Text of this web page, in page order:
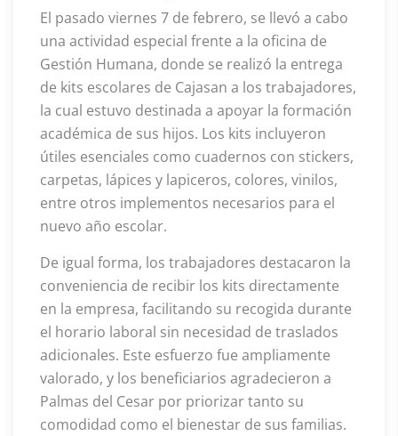
El pasado viernes 7 de febrero, se llevó a cabo
una actividad especial frente a la oficina de
Gestión Humana, donde se realizó la entrega
de kits escolares de Cajasan a los trabajadores,
la cual estuvo destinada a apoyar la formación
académica de sus hijos. Los kits incluyeron
útiles esenciales como cuadernos con stickers,
carpetas, lápices y lapiceros, colores, vinilos,
entre otros implementos necesarios para el
nuevo año escolar.
De igual forma, los trabajadores destacaron la
conveniencia de recibir los kits directamente
en la empresa, facilitando su recogida durante
el horario laboral sin necesidad de traslados
adicionales. Este esfuerzo fue ampliamente
valorado, y los beneficiarios agradecieron a
Palmas del Cesar por priorizar tanto su
comodidad como el bienestar de sus familias.